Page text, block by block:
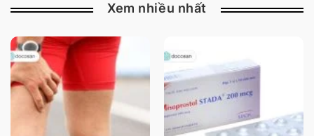
Xem nhiều nhất